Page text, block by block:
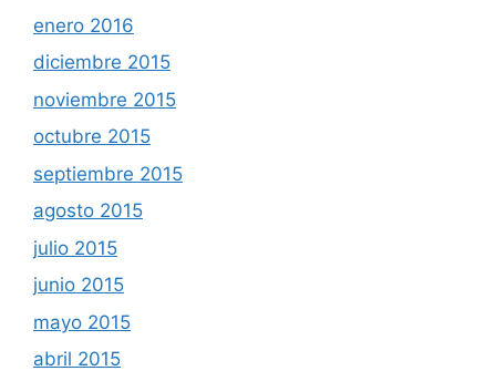
enero 2016
diciembre 2015
noviembre 2015
octubre 2015
septiembre 2015
agosto 2015
julio 2015
junio 2015
mayo 2015
abril 2015